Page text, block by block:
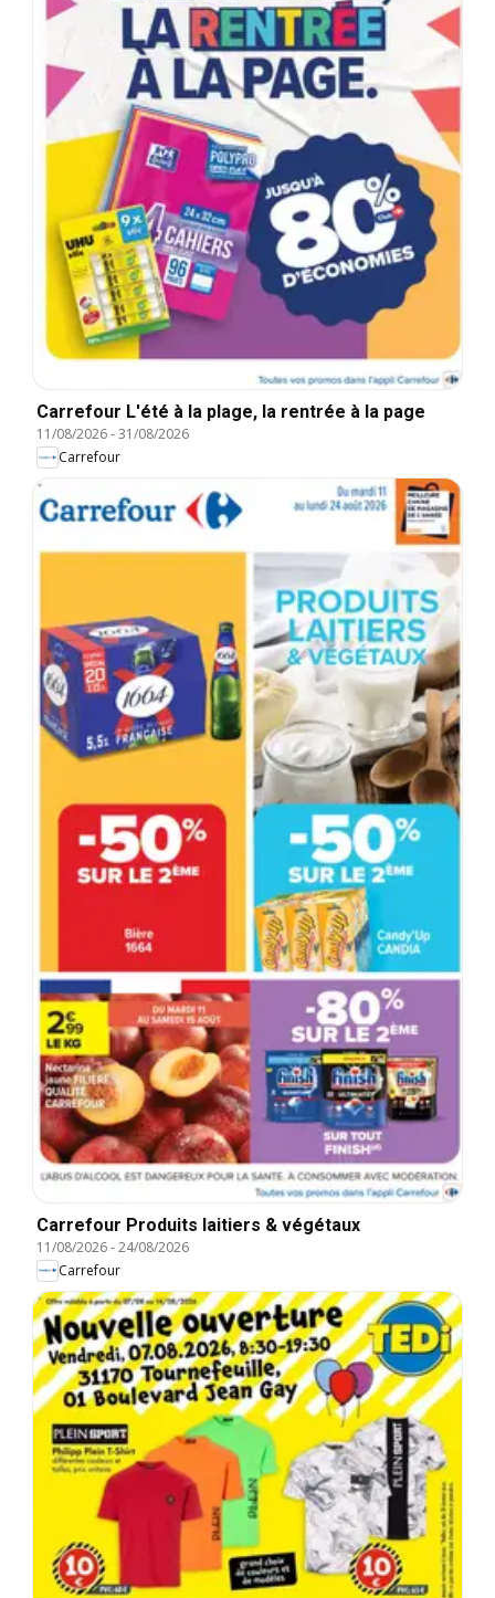
Carrefour L'été à la plage, la rentrée à la page
11/08/2026-31/08/2026
Carrefour
Carrefour Produits laitiers & végétaux
11/08/2026-24/08/2026
Carrefour